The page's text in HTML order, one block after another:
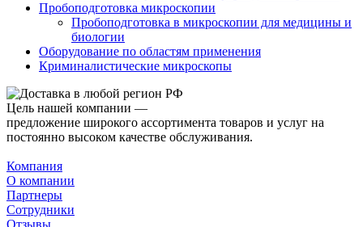
Пробоподготовка микроскопии
Пробоподготовка в микроскопии для медицины и
биологии
Оборудование по областям применения
Криминалистические микроскопы
Цель нашей компании —
предложение широкого ассортимента товаров и услуг на
постоянно высоком качестве обслуживания.
Компания
О компании
Партнеры
Сотрудники